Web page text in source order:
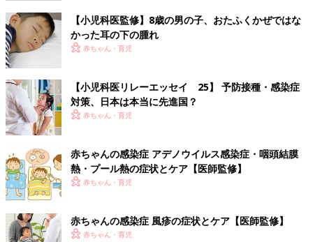
【小児科医監修】8歳の男の子、おたふくかぜではな
かった耳の下の腫れ
赤ちゃん・育児
【小児科医リレーエッセイ 25】 予防接種・感染症
対策、日本は本当に先進国？
赤ちゃん・育児
赤ちゃんの感染症 アデノウイルス感染症・咽頭結膜
熱・プール熱の症状とケア【医師監修】
赤ちゃん・育児
赤ちゃんの感染症 風疹の症状とケア【医師監修】
赤ちゃん・育児